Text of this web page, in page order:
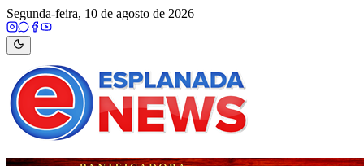
Segunda-feira, 10 de agosto de 2026